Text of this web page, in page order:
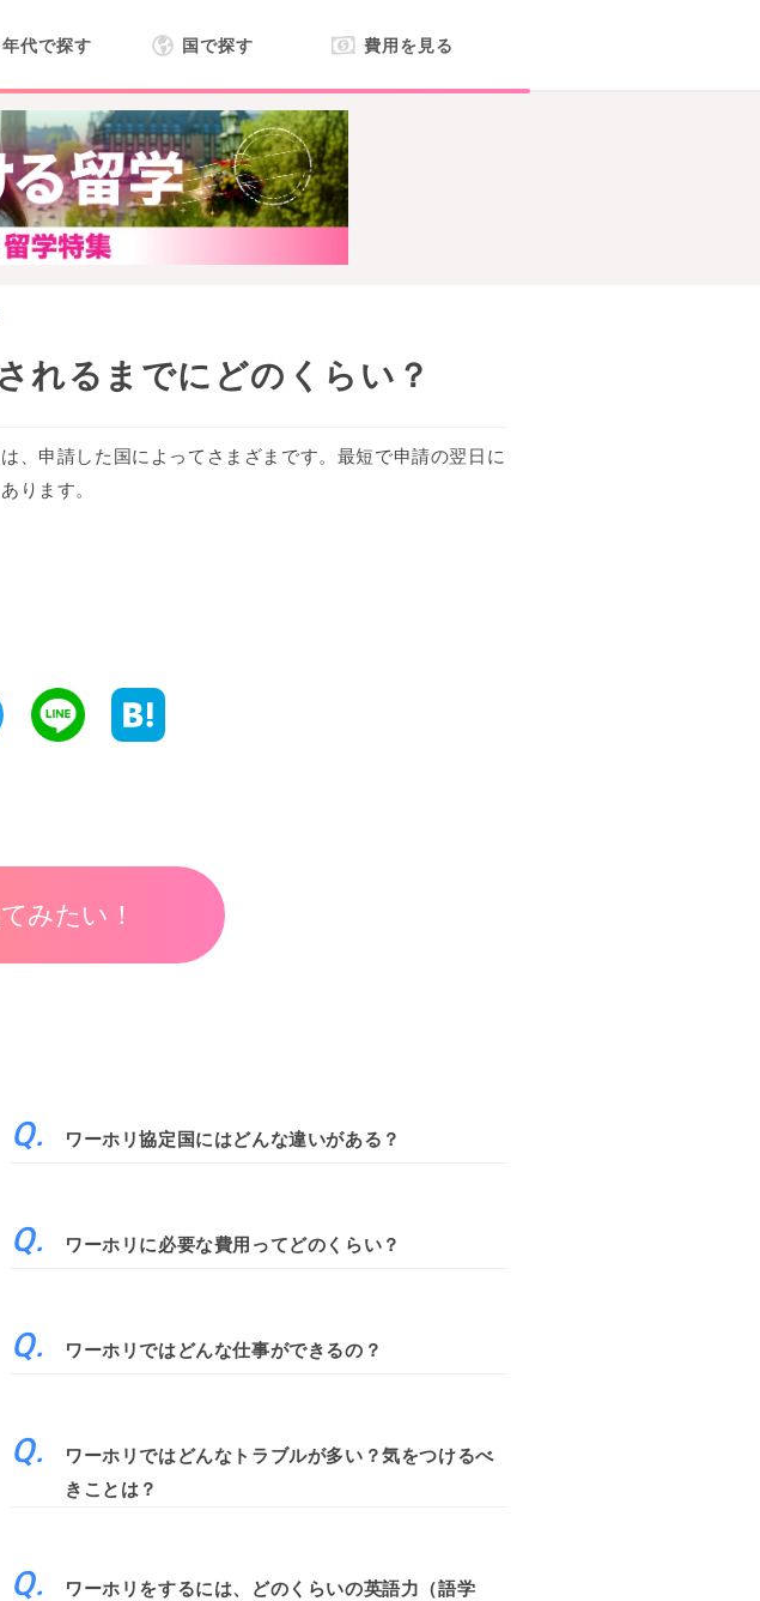
年代で探す 国で探す 費用を見る
れるまでにどのくらい？
、申請した国によってさまざまです。最短で申請の翌日に
ります。
みたい！
ワーホリ協定国にはどんな違いがある？
ワーホリに必要な費用ってどのくらい？
ワーホリではどんな仕事ができるの？
ワーホリではどんなトラブルが多い？気をつけるべ
きことは？
ワーホリをするには、どのくらいの英語力（語学